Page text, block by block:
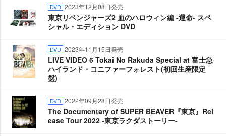
DVD 2023年12月08日発売
東京リベンジャーズ2 血のハロウィン編 -運命- スペ
シャル・エディション DVD
DVD 2023年11月15日発売
LIVE VIDEO 6 Tokai No Rakuda Special at 富士急
ハイランド・コニファーフォレスト(初回生産限定
盤)
DVD 2022年09月28日発売
The Documentary of SUPER BEAVER『東京』Rel
ease Tour 2022 -東京ラクダストーリー-